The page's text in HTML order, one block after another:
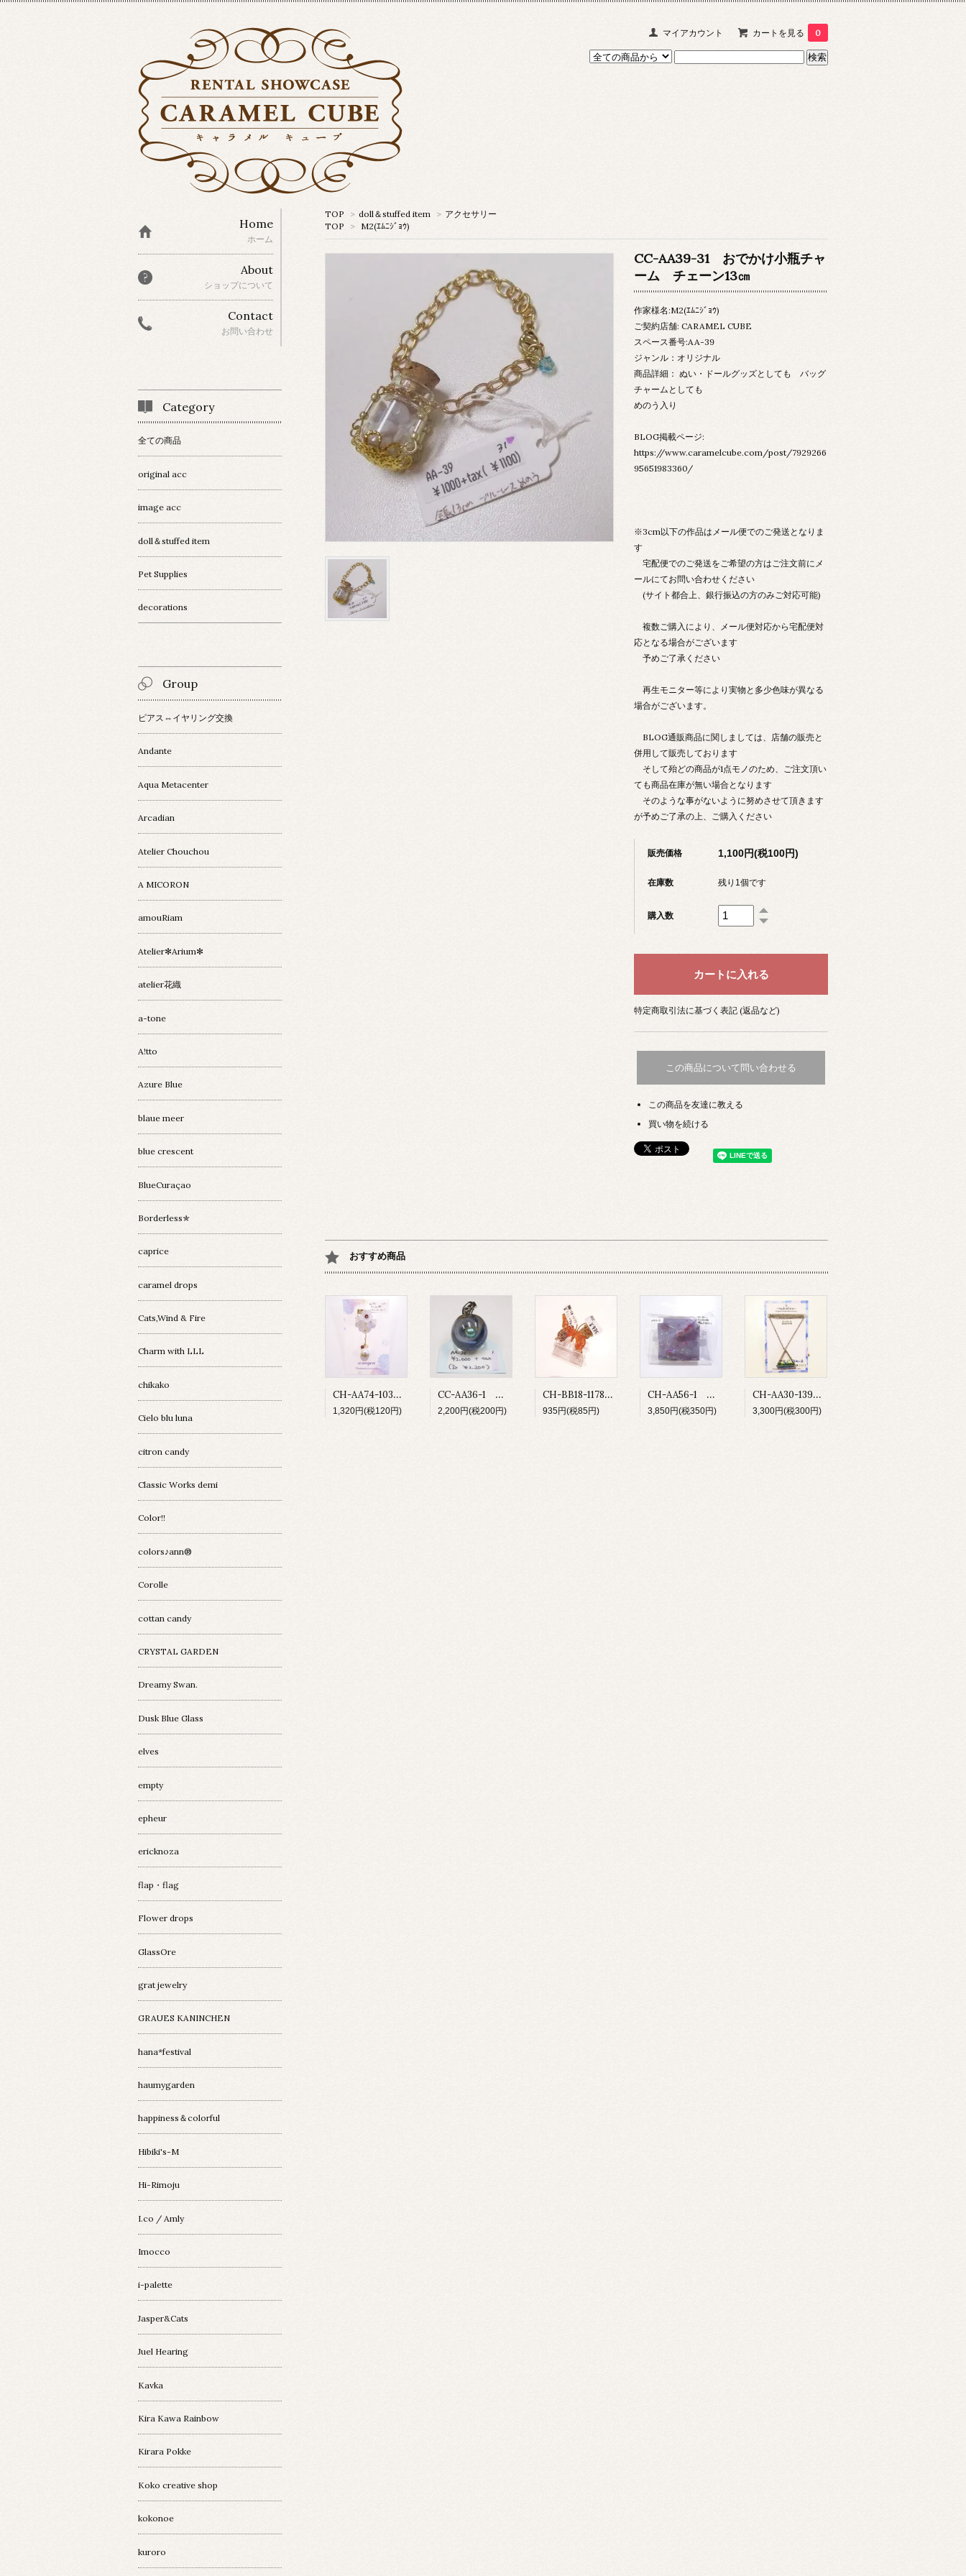
マイアカウント カートを見る 0
TOP > doll＆stuffed item > アクセサリー
TOP
> M2(ｴﾑﾆｼﾞｮｳ)
CC-AA39-31 おでかけ小瓶チャ
ーム チェーン13㎝
作家様名:M2(ｴﾑﾆｼﾞｮｳ)
ご契約店舗: CARAMEL CUBE
スペース番号:AA-39
ジャンル：オリジナル
商品詳細： ぬい・ドールグッズとしても バッグ
チャームとしても
めのう入り
BLOG掲載ページ:
https://www.caramelcube.com/post/7929266
95651983360/
※3cm以下の作品はメール便でのご発送となりま
す
宅配便でのご発送をご希望の方はご注文前にメ
ールにてお問い合わせください
(サイト都合上、銀行振込の方のみご対応可能)
複数ご購入により、メール便対応から宅配便対
応となる場合がございます
予めご了承ください
再生モニター等により実物と多少色味が異なる
場合がございます。
BLOG通販商品に関しましては、店舗の販売と
併用して販売しております
そして殆どの商品が1点モノのため、ご注文頂い
ても商品在庫が無い場合となります
そのような事がないように努めさせて頂きます
が予めご了承の上、ご購入ください
販売価格 1,100円(税100円)
在庫数 残り1個です
購入数
特定商取引法に基づく表記 (返品など)
この商品について問い合わせる
この商品を友達に教える
買い物を続ける
おすすめ商品
CH-AA74-103 ベルフラワー
1,320円(税120円)
CC-AA36-1 宇宙玉ペンダントトップ
2,200円(税200円)
CH-BB18-1178 ゆびわ
935円(税85円)
CH-AA56-1 お薬付ピルケース
3,850円(税350円)
CH-AA30-139 鉱物の庭 ネックレス
3,300円(税300円)
Home
ホーム
About
ショップについて
Contact
お問い合わせ
Category
全ての商品
original acc
image acc
doll＆stuffed item
Pet Supplies
decorations
Group
ピアス⇔イヤリング交換
Andante
Aqua Metacenter
Arcadian
Atelier Chouchou
A MICORON
amouRiam
Atelier✻Arium✻
atelier花織
a-tone
A!tto
Azure Blue
blaue meer
blue crescent
BlueCuraçao
Borderless✯
caprice
caramel drops
Cats,Wind & Fire
Charm with LLL
chikako
Cielo blu luna
citron candy
Classic Works demi
Color!!
colors♪ann®︎
Corolle
cottan candy
CRYSTAL GARDEN
Dreamy Swan.
Dusk Blue Glass
elves
empty
epheur
ericknoza
flap・flag
Flower drops
GlassOre
grat jewelry
GRAUES KANINCHEN
hana*festival
haumygarden
happiness＆colorful
Hibiki's-M
Hi-Rimoju
I.co / Amly
Imocco
i-palette
Jasper&Cats
Juel Hearing
Kavka
Kira Kawa Rainbow
Kirara Pokke
Koko creative shop
kokonoe
kuroro